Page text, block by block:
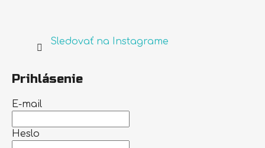
Sledovať na Instagrame
Prihlásenie
E-mail
Heslo